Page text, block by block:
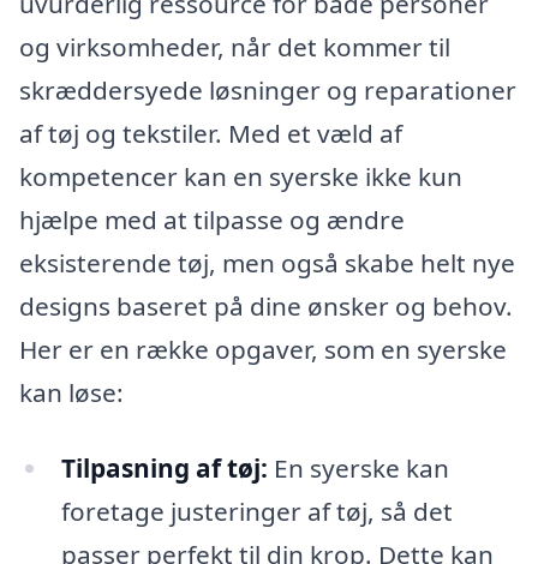
og virksomheder, når det kommer til
skræddersyede løsninger og reparationer
af tøj og tekstiler. Med et væld af
kompetencer kan en syerske ikke kun
hjælpe med at tilpasse og ændre
eksisterende tøj, men også skabe helt nye
designs baseret på dine ønsker og behov.
Her er en række opgaver, som en syerske
kan løse:
Tilpasning af tøj: En syerske kan
foretage justeringer af tøj, så det
passer perfekt til din krop. Dette kan